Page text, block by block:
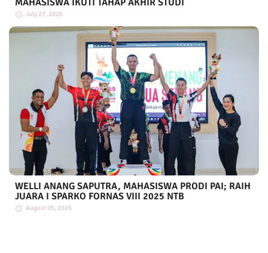
MAHASISWA IKUTI TAHAP AKHIR STUDI
July 27, 2026
WELLI ANANG SAPUTRA, MAHASISWA PRODI PAI; RAIH
JUARA I SPARKO FORNAS VIII 2025 NTB
August 05, 2025